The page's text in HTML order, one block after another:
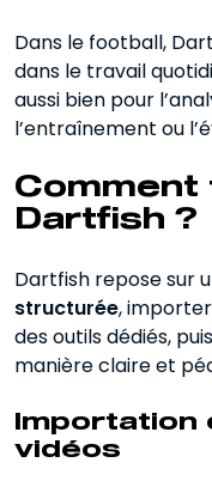
Dans le football,
dans le travail
aussi bien pour
l’entraînement ou
Comment
Dartfish ?
Dartfish repose sur
structurée,
des outils dédiés,
manière claire et
Importation
vidéos